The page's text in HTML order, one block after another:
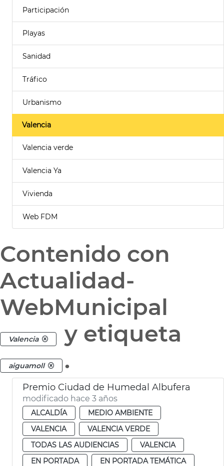
Participación
Playas
Sanidad
Tráfico
Urbanismo
Valencia
Valencia verde
Valencia Ya
Vivienda
Web FDM
Contenido con
Actualidad-
WebMunicipal
Valencia y etiqueta
aiguamoll .
Premio Ciudad de Humedal Albufera
modificado hace 3 años
ALCALDÍA
MEDIO AMBIENTE
VALENCIA
VALENCIA VERDE
TODAS LAS AUDIENCIAS
VALENCIA
EN PORTADA
EN PORTADA TEMÁTICA